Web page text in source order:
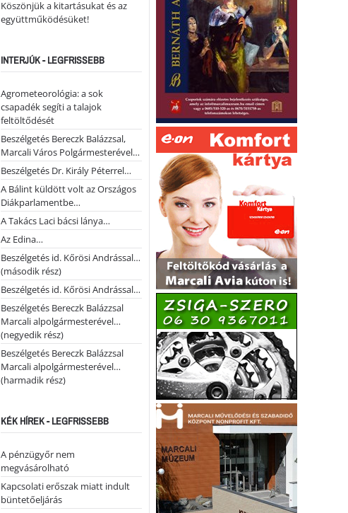
Köszönjük a kitartásukat és az
együttműködésüket!
INTERJÚK - LEGFRISSEBB
Agrometeorológia: a sok
csapadék segíti a talajok
feltöltődését
Beszélgetés Bereczk Balázzsal,
Marcali Város Polgármesterével…
Beszélgetés Dr. Király Péterrel…
A Bálint küldött volt az Országos
Diákparlamentbe…
A Takács Laci bácsi lánya…
Az Edina…
Beszélgetés id. Kőrösi Andrással…
(második rész)
Beszélgetés id. Kőrösi Andrással…
Beszélgetés Bereczk Balázzsal
Marcali alpolgármesterével…
(negyedik rész)
Beszélgetés Bereczk Balázzsal
Marcali alpolgármesterével…
(harmadik rész)
KÉK HÍREK - LEGFRISSEBB
A pénzügyőr nem
megvásárolható
Kapcsolati erőszak miatt indult
büntetőeljárás